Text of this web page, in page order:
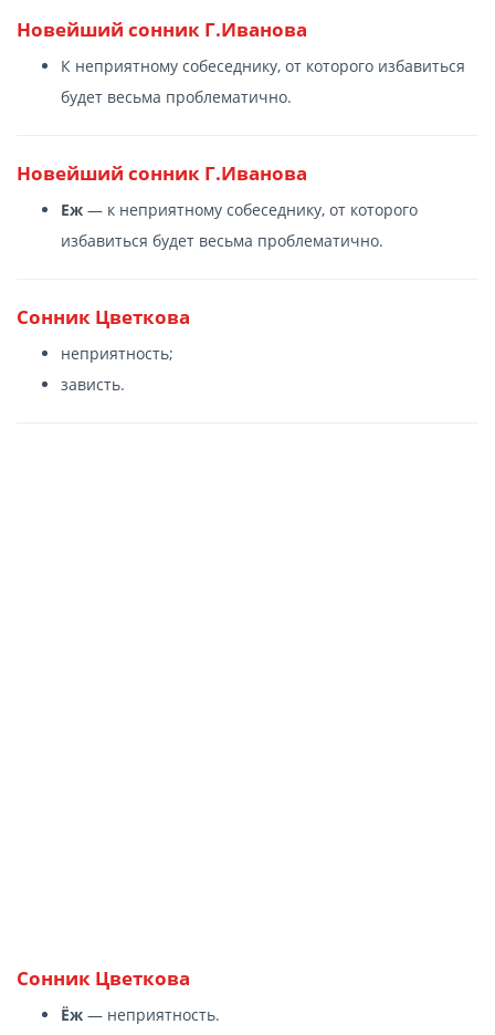
Новейший сонник Г.Иванова
К неприятному собеседнику, от которого избавиться
будет весьма проблематично.
Новейший сонник Г.Иванова
Еж — к неприятному собеседнику, от которого
избавиться будет весьма проблематично.
Сонник Цветкова
неприятность;
зависть.
Сонник Цветкова
Ёж — неприятность.